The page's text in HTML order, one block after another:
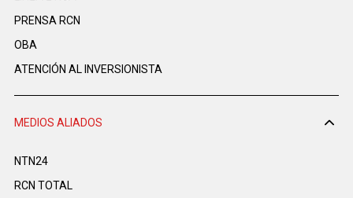
PRENSA RCN
OBA
ATENCIÓN AL INVERSIONISTA
MEDIOS ALIADOS
NTN24
RCN TOTAL